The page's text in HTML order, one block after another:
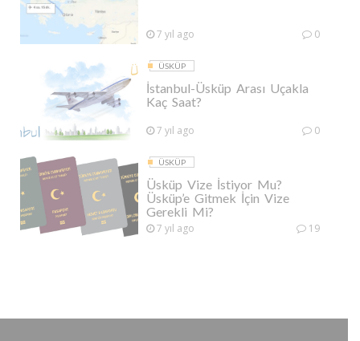
7 yıl ago 0
ÜSKÜP
İstanbul-Üsküp Arası Uçakla
Kaç Saat?
7 yıl ago 0
ÜSKÜP
Üsküp Vize İstiyor Mu?
Üsküp’e Gitmek İçin Vize
Gerekli Mi?
7 yıl ago 19